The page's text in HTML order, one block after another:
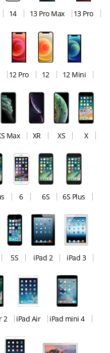
14 13 Pro Max 13 Pro
12 Pro 12 12 Mini
Max XR XS X
6 6S 6S Plus
5S iPad 2 iPad 3
2 iPad Air iPad mini 4